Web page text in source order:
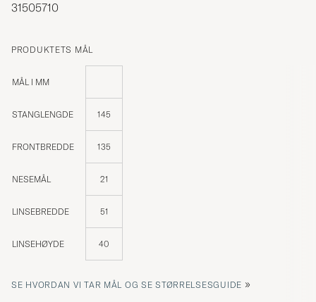
31505710
PRODUKTETS MÅL
MÅL I MM
STANGLENGDE 145
FRONTBREDDE 135
NESEMÅL 21
LINSEBREDDE 51
LINSEHØYDE 40
SE HVORDAN VI TAR MÅL OG SE STØRRELSESGUIDE »